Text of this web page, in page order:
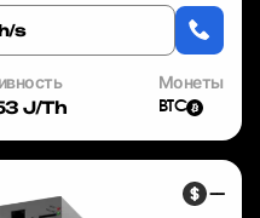
s
J/Th
Монеты
BTC
—